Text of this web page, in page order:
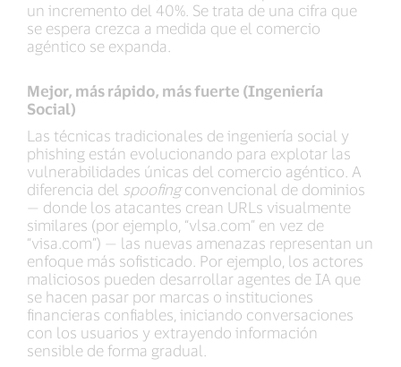
un incremento del 40%. Se trata de una cifra que
se espera crezca a medida que el comercio
agéntico se expanda.
Mejor, más rápido, más fuerte (Ingeniería
Social)
Las técnicas tradicionales de ingeniería social y
phishing están evolucionando para explotar las
vulnerabilidades únicas del comercio agéntico. A
diferencia del spoofingconvencional de dominios
— donde los atacantes crean URLs visualmente
similares (por ejemplo, “vlsa.com” en vez de
“visa.com”) — las nuevas amenazas representan un
enfoque más sofisticado. Por ejemplo, los actores
maliciosos pueden desarrollar agentes de IA que
se hacen pasar por marcas o instituciones
financieras confiables, iniciando conversaciones
con los usuarios y extrayendo información
sensible de forma gradual.